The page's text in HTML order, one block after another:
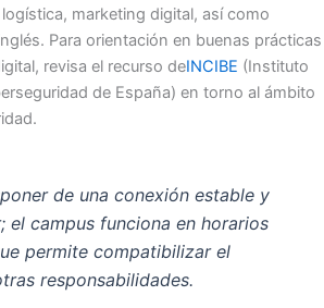
marketing digital, así como
Para orientación en buenas prácticas
revisa el recurso deINCIBE (Instituto
de España) en torno al ámbito
de una conexión estable y
el campus funciona en horarios
permite compatibilizar el
responsabilidades.